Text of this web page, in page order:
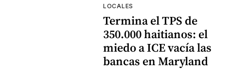
LOCALES
Termina el TPS de
350.000 haitianos: el
miedo a ICE vacía las
bancas en Maryland